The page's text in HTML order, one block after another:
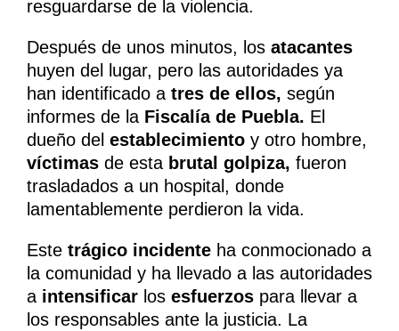
resguardarse de la violencia.
Después de unos minutos, los atacantes
huyen del lugar, pero las autoridades ya
han identificado a tres de ellos, según
informes de laFiscalía de Puebla. El
dueño del establecimiento y otro hombre,
víctimas de esta brutal golpiza, fueron
trasladados a un hospital, donde
lamentablemente perdieron la vida.
Este trágico incidente ha conmocionado a
la comunidad y ha llevado a las autoridades
a intensificar los esfuerzos para llevar a
los responsables ante la justicia. La